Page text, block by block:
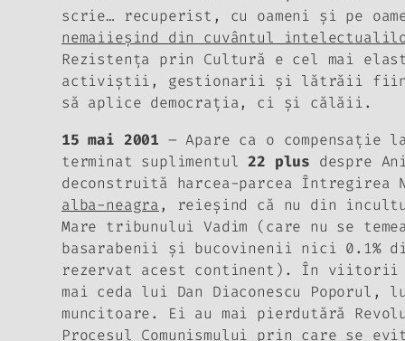
scrie… recuperist, cu oameni şi pe
nemaiieşind din cuvântul
Rezistenţa prin Cultură e cel mai
activiştii, gestionarii şi lătrăii
să aplice democraţia, ci şi călăii.
15 mai 2001 – Apare ca o
terminat suplimentul 22 plus despre
deconstruită harcea-parcea Întregirea
alba-neagra , reieşind că nu din
Mare tribunului Vadim (care nu se
basarabenii şi bucovinenii nici 0.1%
rezervat acest continent). În viitorii
mai ceda lui Dan Diaconescu Poporul,
muncitoare. Ei au mai pierdutără
Procesul Comunismului prin care se